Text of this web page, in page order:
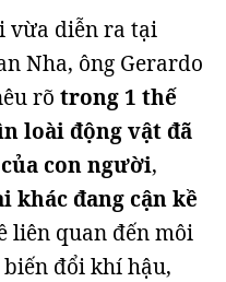
vừa diễn ra tại
Nha, ông Gerardo
rõ trong 1 thế
loài động vật đã
con người,
khác đang cận kề
liên quan đến môi
đổi khí hậu,